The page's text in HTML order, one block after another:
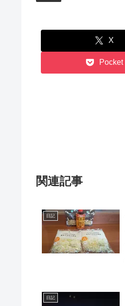
X
Pocket
関連記事
日記
日記